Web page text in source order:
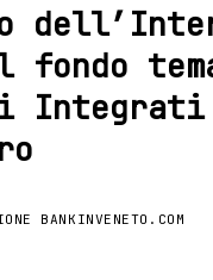
Integrati
BANKINVENETO.COM